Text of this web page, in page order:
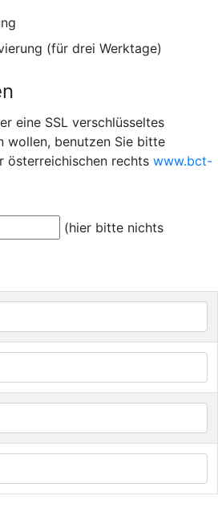
(für drei Werktage)
eine SSL verschlüsseltes
wollen, benutzen Sie bitte
österreichischen rechts www.bct-
(hier bitte nichts